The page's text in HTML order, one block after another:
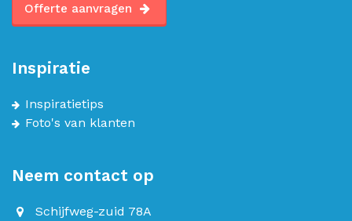
Offerte aanvragen
Inspiratie
Inspiratietips
Foto's van klanten
Neem contact op
Schijfweg-zuid 78A